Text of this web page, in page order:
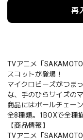
再
TVアニメ「
スコットが登場！
マイクロビーズがつま
な、手のひらサイズの
商品にはボールチェー
全8種類。1BOXで全種
【商品情報】
TVアニメ「